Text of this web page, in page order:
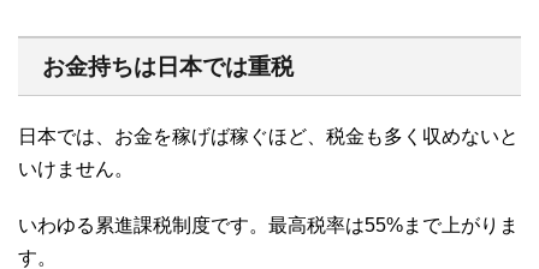
お金持ちは日本では重税
日本では、お金を稼げば稼ぐほど、税金も多く収めないと
いけません。
いわゆる累進課税制度です。最高税率は55%まで上がりま
す。